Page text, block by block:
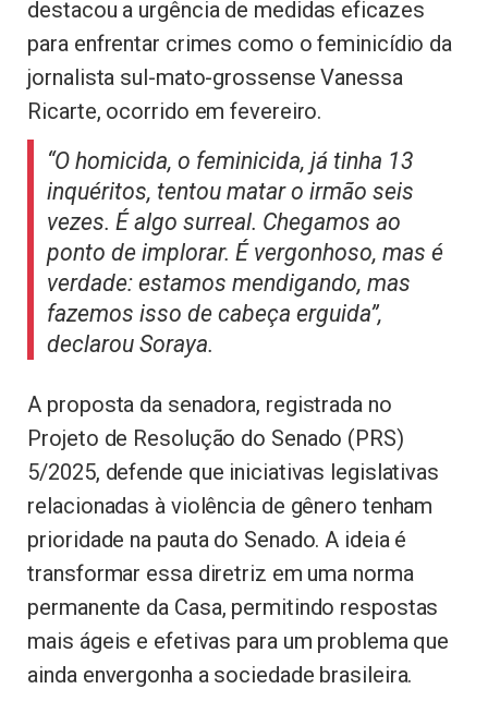
destacou a urgência de medidas eficazes
para enfrentar crimes como o feminicídio da
jornalista sul-mato-grossense Vanessa
Ricarte, ocorrido em fevereiro.
“O homicida, o feminicida, já tinha 13
inquéritos, tentou matar o irmão seis
vezes. É algo surreal. Chegamos ao
ponto de implorar. É vergonhoso, mas é
verdade: estamos mendigando, mas
fazemos isso de cabeça erguida”,
declarou Soraya.
A proposta da senadora, registrada no
Projeto de Resolução do Senado (PRS)
5/2025, defende que iniciativas legislativas
relacionadas à violência de gênero tenham
prioridade na pauta do Senado. A ideia é
transformar essa diretriz em uma norma
permanente da Casa, permitindo respostas
mais ágeis e efetivas para um problema que
ainda envergonha a sociedade brasileira.